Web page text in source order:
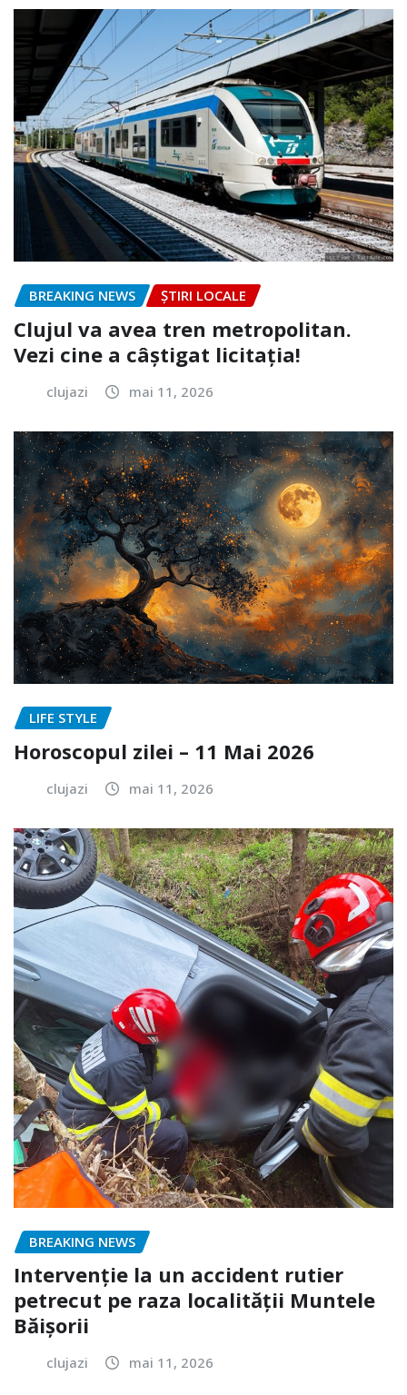
BREAKING NEWS ȘTIRI LOCALE
Clujul va avea tren metropolitan.
Vezi cine a câștigat licitația!
clujazi mai 11, 2026
LIFE STYLE
Horoscopul zilei – 11 Mai 2026
clujazi mai 11, 2026
BREAKING NEWS
Intervenție la un accident rutier
petrecut pe raza localității Muntele
Băișorii
clujazi mai 11, 2026